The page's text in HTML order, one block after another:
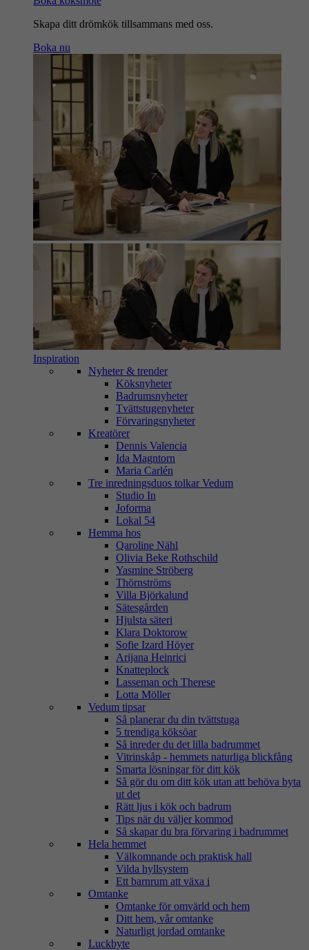
Skapa ditt drömkök tillsammans med oss.
Boka nu
Inspiration
Nyheter & trender
Köksnyheter
Badrumsnyheter
Tvättstugenyheter
Förvaringsnyheter
Kreatörer
Dennis Valencia
Ida Magntorn
Maria Carlén
Tre inredningsduos tolkar Vedum
Studio In
Joforma
Lokal 54
Hemma hos
Qaroline Nähl
Olivia Beke Rothschild
Yasmine Ströberg
Thörnströms
Villa Björkalund
Sätesgården
Hjulsta säteri
Klara Doktorow
Sofie Izard Höyer
Arijana Heinrici
Knatteplock
Lasseman och Therese
Lotta Möller
Vedum tipsar
Så planerar du din tvättstuga
5 trendiga köksöar
Så inreder du det lilla badrummet
Vitrinskåp - hemmets naturliga blickfång
Smarta lösningar för ditt kök
Så gör du om ditt kök utan att behöva byta
ut det
Rätt ljus i kök och badrum
Tips när du väljer kommod
Så skapar du bra förvaring i badrummet
Hela hemmet
Välkomnande och praktisk hall
Vilda hyllsystem
Ett barnrum att växa i
Omtanke
Omtanke för omvärld och hem
Ditt hem, vår omtanke
Naturligt jordad omtanke
Luckbyte